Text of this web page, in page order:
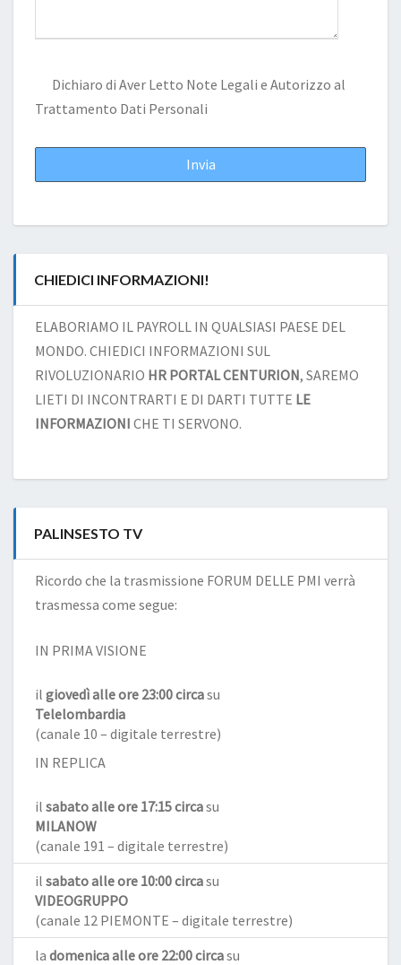
Dichiaro di Aver Letto Note Legali e Autorizzo al
Trattamento Dati Personali
CHIEDICI INFORMAZIONI!
ELABORIAMO IL PAYROLL IN QUALSIASI PAESE DEL
MONDO. CHIEDICI INFORMAZIONI SUL
RIVOLUZIONARIO HR PORTAL CENTURION, SAREMO
LIETI DI INCONTRARTI E DI DARTI TUTTE LE
INFORMAZIONI CHE TI SERVONO.
PALINSESTO TV
Ricordo che la trasmissione FORUM DELLE PMI verrà
trasmessa come segue:
IN PRIMA VISIONE
il giovedì alle ore 23:00 circasu
Telelombardia
(canale 10 – digitale terrestre)
IN REPLICA
il sabato alle ore 17:15 circasu
MILANOW
(canale 191 – digitale terrestre)
il sabato alle ore 10:00 circasu
VIDEOGRUPPO
(canale 12 PIEMONTE – digitale terrestre)
la domenica alle ore 22:00 circasu